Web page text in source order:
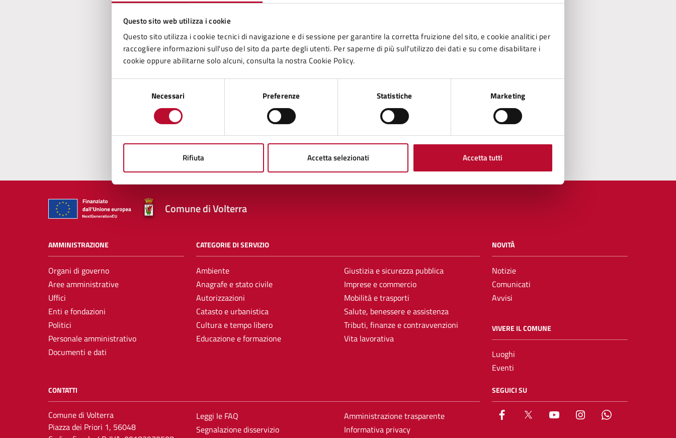
Questo sito web utilizza i cookie
Questo sito utilizza i cookie tecnici di navigazione e di sessione per garantire la corretta fruizione del sito, e cookie analitici per
raccogliere informazioni sull'uso del sito da parte degli utenti. Per saperne di più sull'utilizzo dei dati e su come disabilitare i
cookie oppure abilitarne solo alcuni, consulta la nostra Cookie Policy.
Necessari Preferenze Statistiche Marketing
Rifiuta Accetta selezionati Accetta tutti
Contatta il comune
Leggi le domande frequenti
Richiedi assistenza
Problemi in città
Segnala disservizio
Comune di Volterra
AMMINISTRAZIONE
Organi di governo
Aree amministrative
Uffici
Enti e fondazioni
Politici
Personale amministrativo
Documenti e dati
CATEGORIE DI SERVIZIO
Ambiente
Anagrafe e stato civile
Autorizzazioni
Catasto e urbanistica
Cultura e tempo libero
Educazione e formazione
Giustizia e sicurezza pubblica
Imprese e commercio
Mobilità e trasporti
Salute, benessere e assistenza
Tributi, finanze e contravvenzioni
Vita lavorativa
NOVITÀ
Notizie
Comunicati
Avvisi
VIVERE IL COMUNE
Luoghi
Eventi
CONTATTI
Comune di Volterra
Piazza dei Priori 1, 56048
Leggi le FAQ
Segnalazione disservizio
Amministrazione trasparente
Informativa privacy
SEGUICI SU
Facebook YouTube Instagram